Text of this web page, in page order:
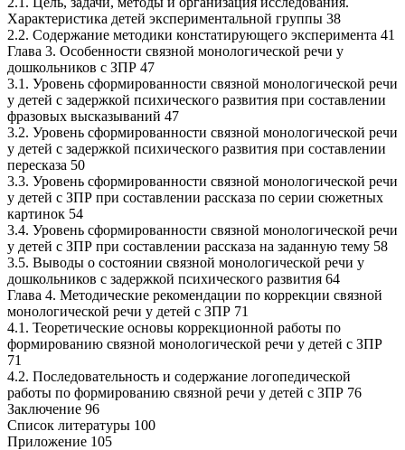
Характеристика детей экспериментальной группы 38
2.2. Содержание методики констатирующего эксперимента 41
Глава 3. Особенности связной монологической речи у
дошкольников с ЗПР 47
3.1. Уровень сформированности связной монологической речи
у детей с задержкой психического развития при составлении
фразовых высказываний 47
3.2. Уровень сформированности связной монологической речи
у детей с задержкой психического развития при составлении
пересказа 50
3.3. Уровень сформированности связной монологической речи
у детей с ЗПР при составлении рассказа по серии сюжетных
картинок 54
3.4. Уровень сформированности связной монологической речи
у детей с ЗПР при составлении рассказа на заданную тему 58
3.5. Выводы о состоянии связной монологической речи у
дошкольников с задержкой психического развития 64
Глава 4. Методические рекомендации по коррекции связной
монологической речи у детей с ЗПР 71
4.1. Теоретические основы коррекционной работы по
формированию связной монологической речи у детей с ЗПР
71
4.2. Последовательность и содержание логопедической
работы по формированию связной речи у детей с ЗПР 76
Заключение 96
Список литературы 100
Приложение 105